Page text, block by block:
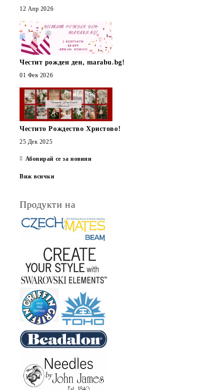
12 Апр 2026
Честит рожден ден, marabu.bg!
01 Фев 2026
Честито Рождество Христово!
25 Дек 2025
Абонирай се за новини
Виж всички
Продукти на